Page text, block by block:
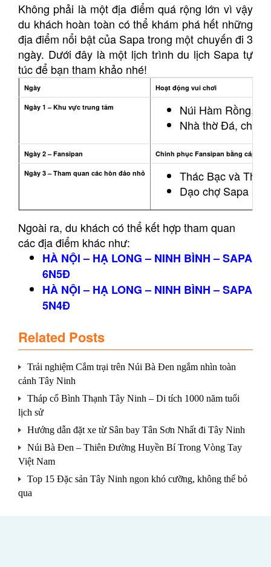
Không phải là một địa điểm quá rộng lớn vì vậy
du khách hoàn toàn có thể khám phá hết những
địa điểm nổi bật của Sapa trong một chuyến đi 3
ngày. Dưới đây là một lịch trình du lịch Sapa tự
túc để bạn tham khảo nhé!
Ngày Hoạt động vui chơi
Ngày 1 – Khu vực trung tâm
Núi Hàm Rồng,
Nhà thờ Đá, chợ
Ngày 2 – Fansipan Chinh phục Fansipan bằng cáp
Ngày 3 – Tham quan các hòn đảo nhỏ
Thác Bạc và
Dạo chợ Sapa
Ngoài ra, du khách có thể kết hợp tham quan
các địa điểm khác như:
HÀ NỘI – HẠ LONG – NINH BÌNH – SAPA
6N5Đ
HÀ NỘI – HẠ LONG – NINH BÌNH – SAPA
5N4Đ
Related Posts
Trải nghiệm Cắm trại trên Núi Bà Đen ngắm nhìn toàn
cảnh Tây Ninh
Tháp cổ Bình Thạnh Tây Ninh – Di tích 1000 năm tuổi
lịch sử
Hướng dẫn đặt xe từ Sân bay Tân Sơn Nhất đi Tây Ninh
Núi Bà Đen – Thiên Đường Huyền Bí Trong Vòng Tay
Việt Nam
Top 15 Đặc sản Tây Ninh ngon khó cưỡng, không thể bỏ
qua